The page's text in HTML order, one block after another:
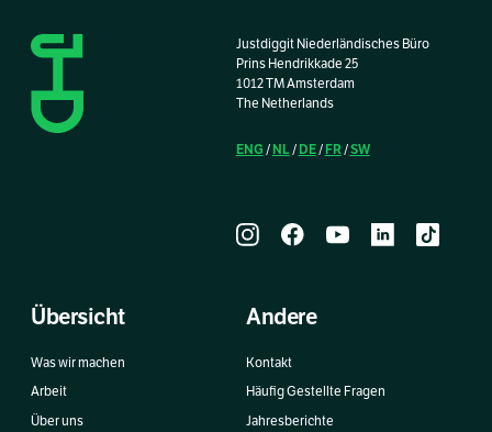
Justdiggit Niederländisches Büro
Prins Hendrikkade 25
1012 TM Amsterdam
The Netherlands
ENG / NL/ DE/ FR/SW
Übersicht
Was wir machen
Arbeit
Über uns
Andere
Kontakt
Häufig Gestellte Fragen
Jahresberichte